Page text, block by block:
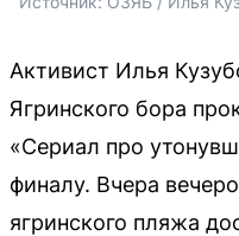
Активист Илья
Ягринского бора
«Сериал про
финалу. Вчера
ягринского пляжа